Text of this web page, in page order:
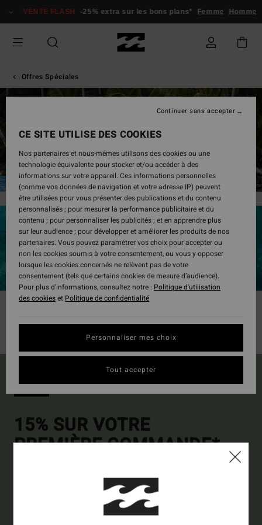
VENTE FLASH -25% extra sur les bons plans* Femme Homme
Offres Spéciales
RÉDUCTION POUR LES
ÉTUDIANTS
Jusqu'à -20% seulement pour les étudiants
STUDENT BEANS
Accédez à l'offre Student Beans
15% SUR VOTRE
PREMIÈRE COMMANDE*
Homme
CE SITE UTILISE DES COOKIES
Nos partenaires et nous-mêmes utilisons des cookies ou une
technologie équivalente pour stocker et/ou accéder à des
informations sur votre appareil. Ces informations personnelles
(comme vos données de navigation et votre adresse IP) peuvent
être utilisées pour vous présenter des publications et du contenu
personnalisés ; pour mesurer la performance publicitaire et du
contenu ; pour personnaliser les publicités ; et en apprendre plus
sur leur audience ; pour développer et améliorer les produits de nos
partenaires. Vous pouvez paramétrer vos choix pour accepter ou
non les cookies soumis à votre consentement, ou vous y opposer
lorsque les cookies concernés ne relèvent pas de votre
consentement (tels que certains cookies de mesure d’audience).
Pour plus d'informations, consultez notre : Politique d'utilisation
des cookieset Politique de confidentialité
Personnaliser mes choix
Continuer sans accepter
Tout accepter